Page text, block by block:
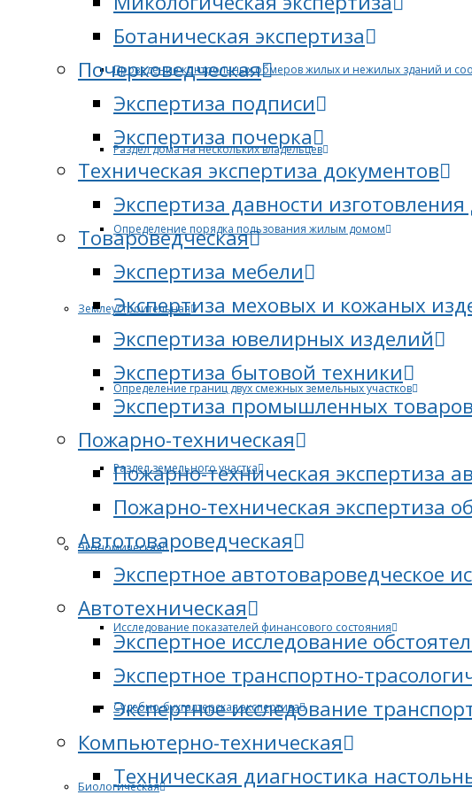
Проведение контрольных обмеров жилых и нежилых зданий и
Раздел дома на нескольких владельцев
Определение порядка пользования жилым домом
Землеустроительная
Определение границ двух смежных земельных участков
Раздел земельного участка
Экономическая
Исследование показателей финансового состояния
Судебно-бухгалтерская экспертиза
Биологическая
Ботаническая экспертиза
Почерковедческая
Экспертиза подписи
Экспертиза почерка
Техническая экспертиза документов
Экспертиза давности
Товароведческая
Экспертиза мебели
Экспертиза меховых и кожаных
Экспертиза ювелирных изделий
Экспертиза бытовой техники
Экспертиза промышленных товаров
Пожарно-техническая
Пожарно-техническая экспертиза
Пожарно-техническая экспертиза
Автотовароведческая
Экспертное автотовароведческое
Автотехническая
Экспертное исследование
Экспертное транспортно-
Экспертное исследование
Компьютерно-техническая
Техническая диагностика